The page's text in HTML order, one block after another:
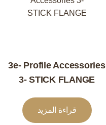
3e- Profile Accessories
3- STICK FLANGE
قراءة المزيد